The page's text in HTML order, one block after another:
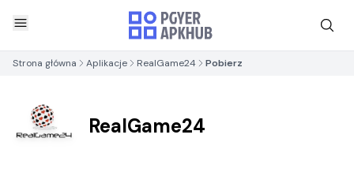
Strona główna Aplikacje RealGame24 Pobierz
RealGame24